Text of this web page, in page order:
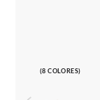
(8 COLORES)